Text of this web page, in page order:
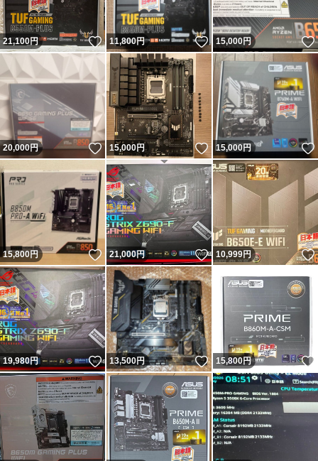
21,100円 いいね！
11,800円 いいね！
15,000円
20,000円 いいね！
15,000円 いいね！
15,000円
15,800円 いいね！
21,000円 いいね！
10,999円
19,980円 いいね！
13,500円 いいね！
15,800円